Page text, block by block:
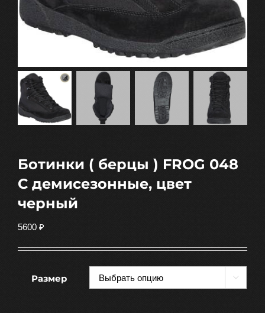
Ботинки ( берцы ) FROG 048
С демисезонные, цвет
черный
5600 ₽
Размер 